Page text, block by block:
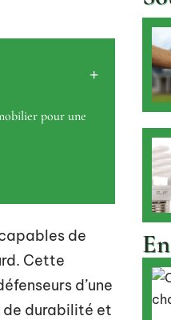
pour une
de
Cette
d’une
de durabilité et